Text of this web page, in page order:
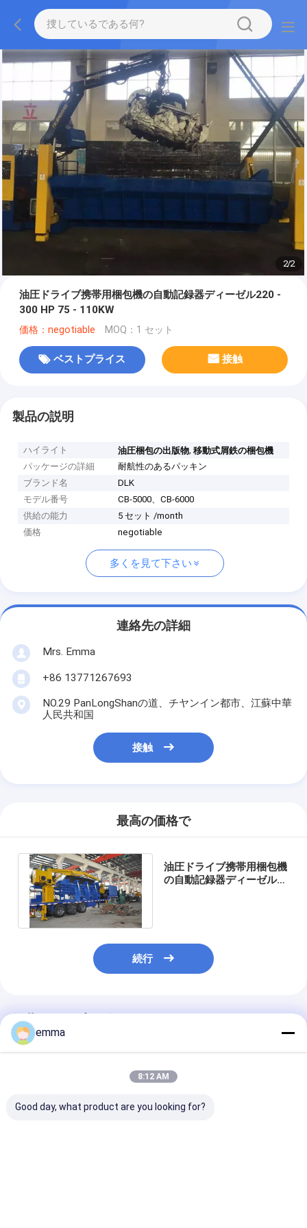
2/2
油圧ドライブ携帯用梱包機の自動記録器ディーゼル220 -
300 HP 75 - 110KW
価格：negotiable MOQ：1 セット
ベストプライス 接触
製品の説明
ハイライト 油圧梱包の出版物,移動式屑鉄の梱包機
パッケージの詳細
耐航性のあるパッキン
ブランド名
DLK
モデル番号
CB-5000、CB-6000
供給の能力
5 セット /month
価格
negotiable
多くを見て下さい
連絡先の詳細
Mrs. Emma
+86 13771267693
NO.29 PanLongShanの道、チヤンイン都市、江蘇中華
人民共和国
接触
最高の価格で
油圧ドライブ携帯用梱包機
の自動記録器ディーゼル
続行
推薦されたプロダクト
emma
8:12 AM
Good day, what product are you looking for?